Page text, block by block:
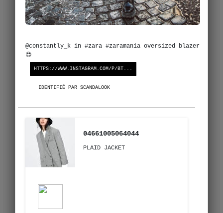
@constantly_k in #zara #zaramania oversized blazer
😍
HTTPS://WWW.INSTAGRAM.COM/P/BT...
IDENTIFIÉ PAR SCANDALOOK
04661005064044
PLAID JACKET